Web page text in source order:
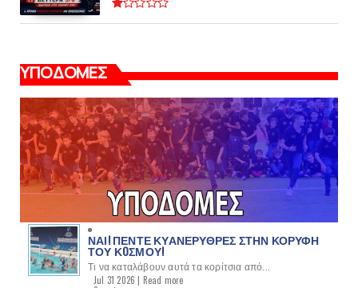
ΥΠΟΔΟΜΕΣ
ΝΑΙ! ΠΕΝΤΕ ΚΥΑΝΕΡΥΘΡΕΣ ΣΤΗΝ ΚΟΡΥΦΗ
ΤΟΥ ΚOΣΜΟΥ!
Τι να καταλάβουν αυτά τα κορίτσια από...
Jul 31 2026 | Read more